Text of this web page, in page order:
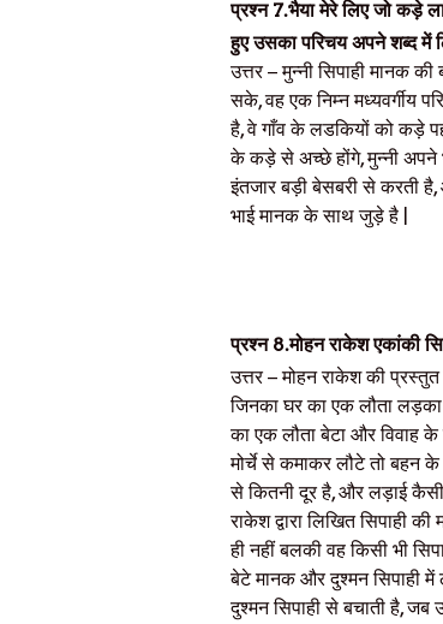
प्रश्न 7.भैया मेरे लिए जो कड़े
हुए उसका परिचय अपने शब्द में
उत्तर– मुन्नी सिपाही मानक
सके, वह एक निम्न मध्यवर्गीय
है, वे गाँव के लडकियों को कड़े
के कड़े से अच्छे होंगे, मुन्नी अपने
इंतजार बड़ी बेसबरी से करती
भाई मानक के साथ जुड़े है |
प्रश्न 8.मोहन राकेश एकांकी
उत्तर– मोहन राकेश की प्रस्तुत
जिनका घर का एक लौता लड़का
का एक लौता बेटा और विवाह
मोर्चे से कमाकर लौटे तो बहन के
से कितनी दूर है, और लड़ाई
राकेश द्वारा लिखित सिपाही
ही नहीं बलकी वह किसी भी
बेटे मानक और दुश्मन सिपाही
दुश्मन सिपाही से बचाती है, जब